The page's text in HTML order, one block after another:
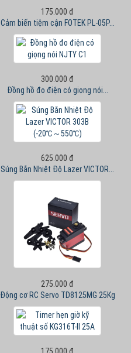
175.000 đ
Cảm biến tiệm cận FOTEK PL-05P...
300.000 đ
Đồng hồ đo điện có giọng nói...
625.000 đ
Súng Bắn Nhiệt Độ Lazer VICTOR...
275.000 đ
Động cơ RC Servo TD8125MG 25Kg